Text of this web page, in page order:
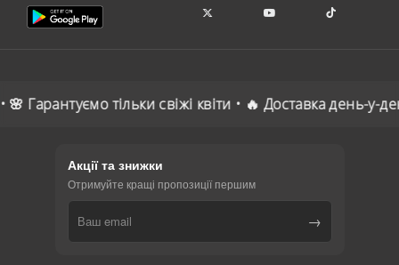
тільки свіжі квіти • 🔥 Доставка день-у-
Акції та знижки
Отримуйте кращі пропозиції першим
→